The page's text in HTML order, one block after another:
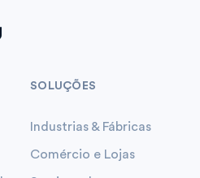
SOLUÇÕES
Industrias & Fábricas
Comércio e Lojas